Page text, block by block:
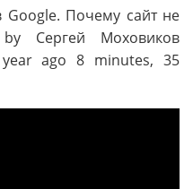
Google. Почему сайт не
by Сергей Моховиков
year ago 8 minutes, 35